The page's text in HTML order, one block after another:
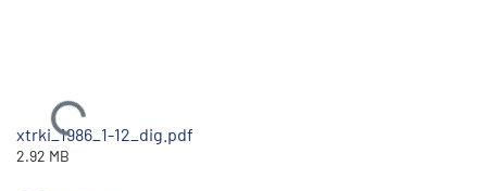
Ladataan...
xtrki_1986_1-12_dig.pdf
2.92 MB